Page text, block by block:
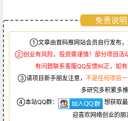
免责说明
①文章由首码推网站会员自行发布，
②创业有风险，投资需谨慎！部分项目活
有问题联系客服QQ反馈纠正，如有
③请项目新手朋友注意， 不是任何项目一
多研究多积累多推
④本站QQ群：
想获取
迎喜欢网络创业的朋